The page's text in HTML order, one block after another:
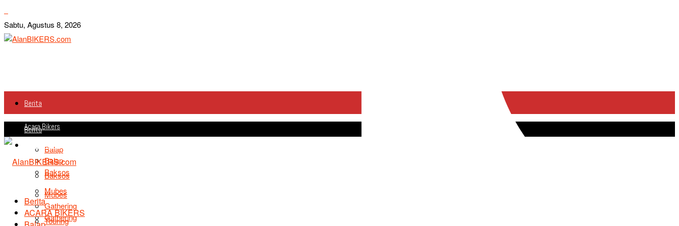
Sabtu, Agustus 8, 2026
Berita
Acara Bikers
Balap
Baksos
Mubes
Gathering
Berita
Acara Bikers
Balap
Baksos
Mubes
Gathering
Touring
Berita
ACARA BIKERS